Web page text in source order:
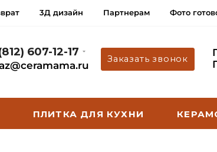
3Д дизайн Партнерам Фото
607-12-17
Заказать звонок
ПЛИТКА ДЛЯ КУХНИ